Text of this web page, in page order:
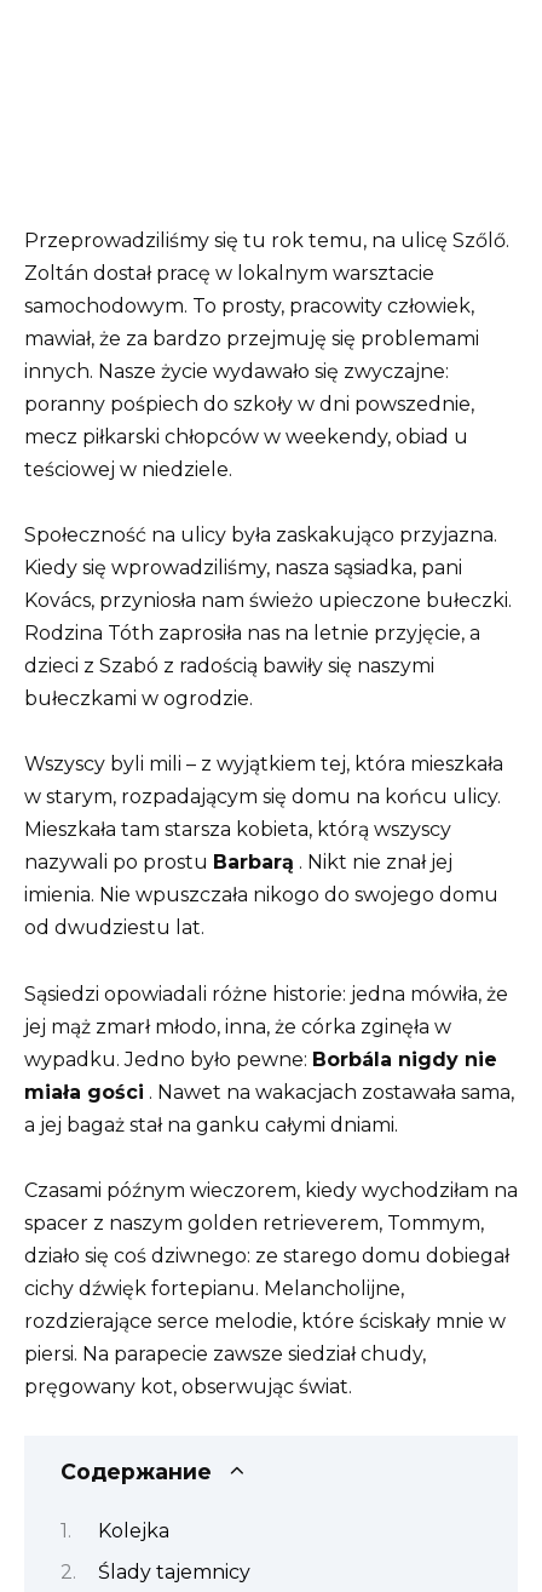
Przeprowadziliśmy się tu rok temu, na ulicę Szőlő.
Zoltán dostał pracę w lokalnym warsztacie
samochodowym. To prosty, pracowity człowiek,
mawiał, że za bardzo przejmuję się problemami
innych. Nasze życie wydawało się zwyczajne:
poranny pośpiech do szkoły w dni powszednie,
mecz piłkarski chłopców w weekendy, obiad u
teściowej w niedziele.
Społeczność na ulicy była zaskakująco przyjazna.
Kiedy się wprowadziliśmy, nasza sąsiadka, pani
Kovács, przyniosła nam świeżo upieczone bułeczki.
Rodzina Tóth zaprosiła nas na letnie przyjęcie, a
dzieci z Szabó z radością bawiły się naszymi
bułeczkami w ogrodzie.
Wszyscy byli mili – z wyjątkiem tej, która mieszkała
w starym, rozpadającym się domu na końcu ulicy.
Mieszkała tam starsza kobieta, którą wszyscy
nazywali po prostu Barbarą . Nikt nie znał jej
imienia. Nie wpuszczała nikogo do swojego domu
od dwudziestu lat.
Sąsiedzi opowiadali różne historie: jedna mówiła, że ​​
jej mąż zmarł młodo, inna, że ​​córka zginęła w
wypadku. Jedno było pewne: Borbála nigdy nie
miała gości . Nawet na wakacjach zostawała sama,
a jej bagaż stał na ganku całymi dniami.
Czasami późnym wieczorem, kiedy wychodziłam na
spacer z naszym golden retrieverem, Tommym,
działo się coś dziwnego: ze starego domu dobiegał
cichy dźwięk fortepianu. Melancholijne,
rozdzierające serce melodie, które ściskały mnie w
piersi. Na parapecie zawsze siedział chudy,
pręgowany kot, obserwując świat.
Содержание
Kolejka
Ślady tajemnicy